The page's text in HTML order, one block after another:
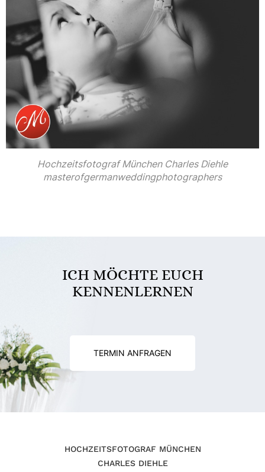
Hochzeitsfotograf München Charles Diehle
masterofgermanweddingphotographers
ICH MÖCHTE EUCH
KENNENLERNEN
TERMIN ANFRAGEN
HOCHZEITSFOTOGRAF MÜNCHEN
CHARLES DIEHLE